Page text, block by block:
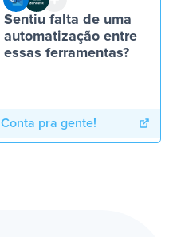
Sentiu falta de uma
automatização entre
essas ferramentas?
Conta pra gente!